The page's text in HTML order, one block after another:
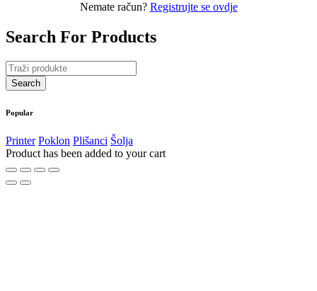
Nemate račun? Registrujte se ovdje
Search For Products
Popular
Printer Poklon Plišanci Šolja
Product has been added to your cart